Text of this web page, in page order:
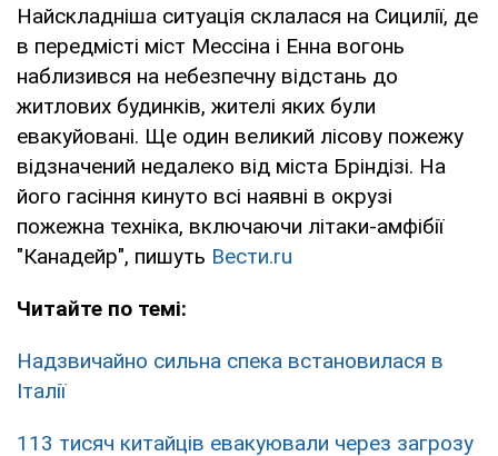
Найскладніша ситуація склалася на Сицилії, де
в передмісті міст Мессіна і Енна вогонь
наблизився на небезпечну відстань до
житлових будинків, жителі яких були
евакуйовані. Ще один великий лісову пожежу
відзначений недалеко від міста Бріндізі. На
його гасіння кинуто всі наявні в окрузі
пожежна техніка, включаючи літаки-амфібії
"Канадейр", пишуть Вести.ru
Читайте по темі:
Надзвичайно сильна спека встановилася в
Італії
113 тисяч китайців евакуювали через загрозу